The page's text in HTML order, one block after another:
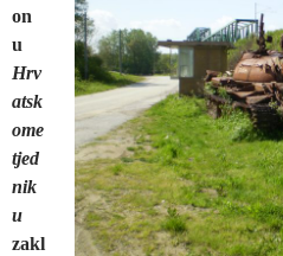
on
u
Hrv
atsk
ome
tjed
nik
u
zakl